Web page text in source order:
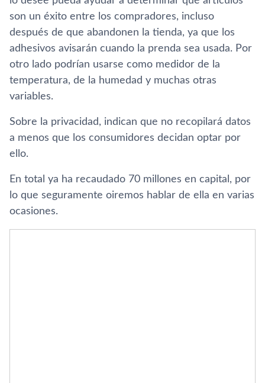
son un éxito entre los compradores, incluso
después de que abandonen la tienda, ya que los
adhesivos avisarán cuando la prenda sea usada. Por
otro lado podrían usarse como medidor de la
temperatura, de la humedad y muchas otras
variables.
Sobre la privacidad, indican que no recopilará datos
a menos que los consumidores decidan optar por
ello.
En total ya ha recaudado 70 millones en capital, por
lo que seguramente oiremos hablar de ella en varias
ocasiones.